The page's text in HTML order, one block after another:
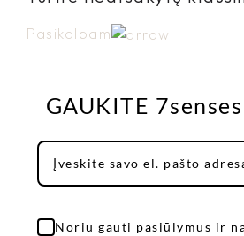
Pasikalbam
GAUKITE
Noriu gauti pasiūlymus ir